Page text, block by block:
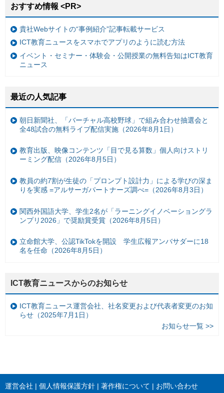
おすすめ情報 <PR>
貴社Webサイトの“事例紹介”記事転載サービス
ICT教育ニュースをスマホでアプリのように読む方法
イベント・セミナー・体験会・公開授業の無料告知はICT教育
ニュース
最近の人気記事
朝日新聞社、「バーチャル高校野球」で組み合わせ抽選会と
全48試合の無料ライブ配信実施（2026年8月1日）
教育出版、映像コンテンツ「目で見る算数」個人向けストリ
ーミング配信（2026年8月5日）
教員の約7割が生徒の「プロンプト設計力」による学びの深ま
りを実感 =アルサーガパートナーズ調べ=（2026年8月3日）
関西外国語大学、学生2名が「ラーニングイノベーショングラ
ンプリ2026」で奨励賞受賞（2026年8月5日）
立命館大学、公認TikTokを開設 学生広報アンバサダーに18
名を任命（2026年8月5日）
ICT教育ニュースからのお知らせ
ICT教育ニュース運営会社、社名変更および代表者変更のお知
らせ（2025年7月1日）
お知らせ一覧 >>
運営会社 個人情報保護方針 著作権について お問い合わせ